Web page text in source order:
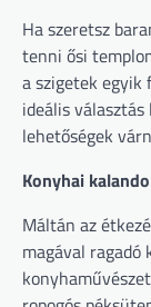
Ha szeretsz
tenni ősi
a szigetek egyik
ideális
lehetőségek
Konyhai
Máltán az
magával